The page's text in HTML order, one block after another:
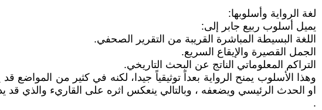
لغة الرواية وأسلوبها:
يميل أسلوب ربيع جابر إلى:
اللغة البسيطة المباشرة القريبة من التقرير الصحفي.
الجمل القصيرة والإيقاع السريع.
التراكم المعلوماتي الناتج عن البحث التاريخي.
وهذا الأسلوب يمنح الرواية بعداً توثيقياً جيدا، لكنه في كثير من
او الحدث الرئيسي ويضعفه ، وبالتالي ينعكس اثره على القاريء والذي قد
.